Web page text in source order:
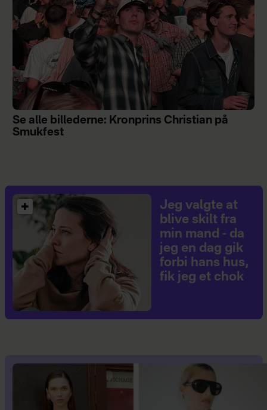
Se alle billederne: Kronprins Christian på
Smukfest
Jeg valgte at
blive skilt fra
min mand - da
jeg en dag gik
forbi hans hus,
fik jeg et chok